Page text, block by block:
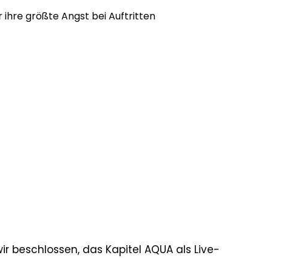
ihre größte Angst bei Auftritten
beschlossen, das Kapitel AQUA als Live-